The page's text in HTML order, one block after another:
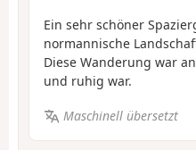
Ein sehr schöner
normannische
Diese Wanderung war
und ruhig war.
Maschinell übersetzt